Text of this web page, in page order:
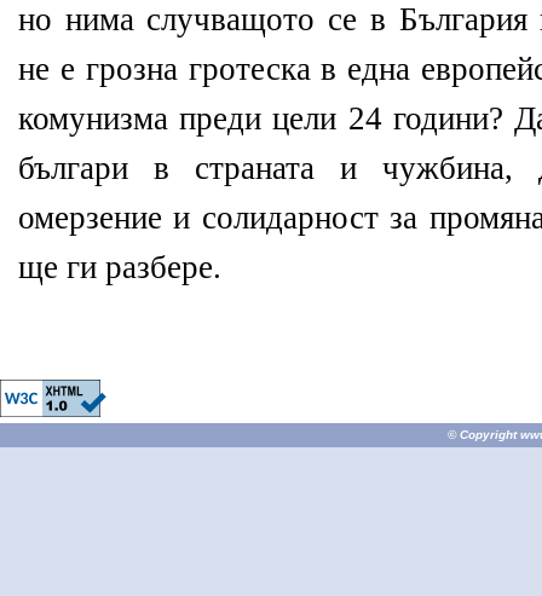
но нима случващото се в България
не е грозна гротеска в една
комунизма преди цели 24 години?
българи в страната и чужбина,
омерзение и солидарност за
ще ги разбере.
© Copyright